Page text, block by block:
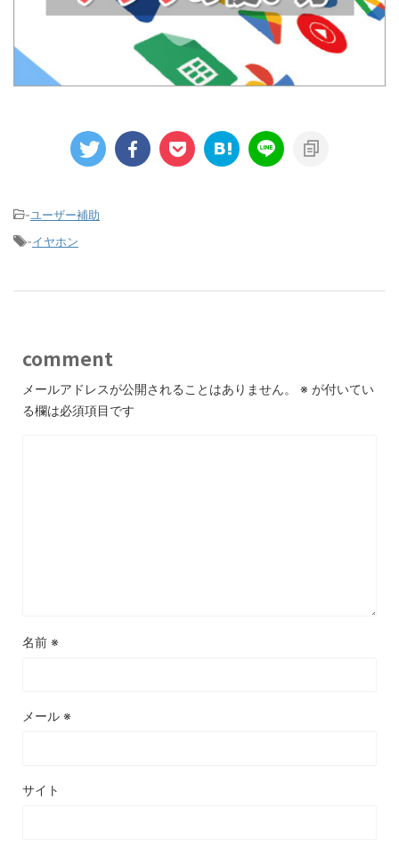
-ユーザー補助
-イヤホン
comment
メールアドレスが公開されることはありません。 ※ が付いてい
る欄は必須項目です
名前 ※
メール ※
サイト